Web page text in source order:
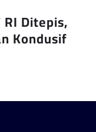
Ditepis,
Kondusif